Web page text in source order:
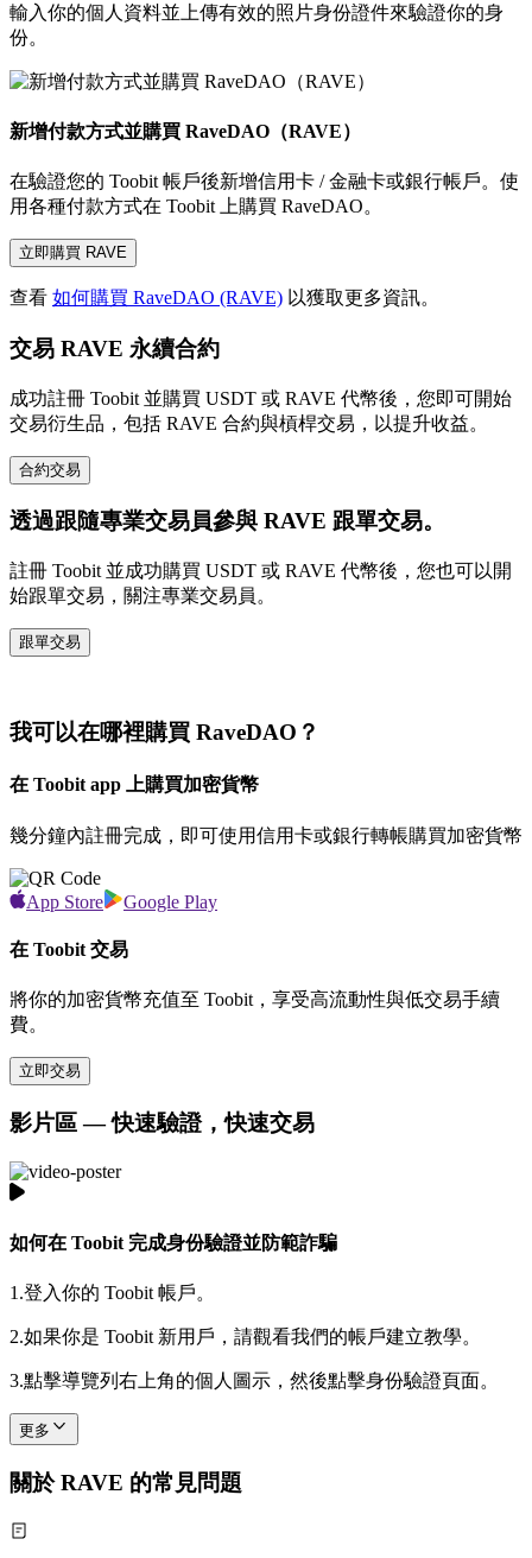
輸入你的個人資料並上傳有效的照片身份證件來驗證你的身
份。
新增付款方式並購買 RaveDAO（RAVE）
在驗證您的 Toobit 帳戶後新增信用卡 / 金融卡或銀行帳戶。使
用各種付款方式在 Toobit 上購買 RaveDAO。
立即購買 RAVE
查看 如何購買 RaveDAO (RAVE) 以獲取更多資訊。
交易 RAVE 永續合約
成功註冊 Toobit 並購買 USDT 或 RAVE 代幣後，您即可開始
交易衍生品，包括 RAVE 合約與槓桿交易，以提升收益。
合約交易
透過跟隨專業交易員參與 RAVE 跟單交易。
註冊 Toobit 並成功購買 USDT 或 RAVE 代幣後，您也可以開
始跟單交易，關注專業交易員。
跟單交易
我可以在哪裡購買 RaveDAO？
在 Toobit app 上購買加密貨幣
幾分鐘內註冊完成，即可使用信用卡或銀行轉帳購買加密貨幣
App Store Google Play
在 Toobit 交易
將你的加密貨幣充值至 Toobit，享受高流動性與低交易手續
費。
立即交易
影片區 — 快速驗證，快速交易
如何在 Toobit 完成身份驗證並防範詐騙
1.登入你的 Toobit 帳戶。
2.如果你是 Toobit 新用戶，請觀看我們的帳戶建立教學。
3.點擊導覽列右上角的個人圖示，然後點擊身份驗證頁面。
更多
關於 RAVE 的常見問題